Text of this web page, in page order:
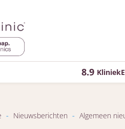
8.9
- Nieuwsberichten - Algemeen